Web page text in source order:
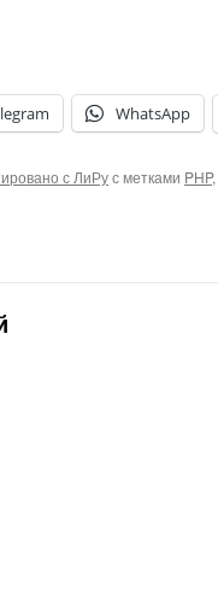
WhatsApp
с ЛиРус метками PHP,